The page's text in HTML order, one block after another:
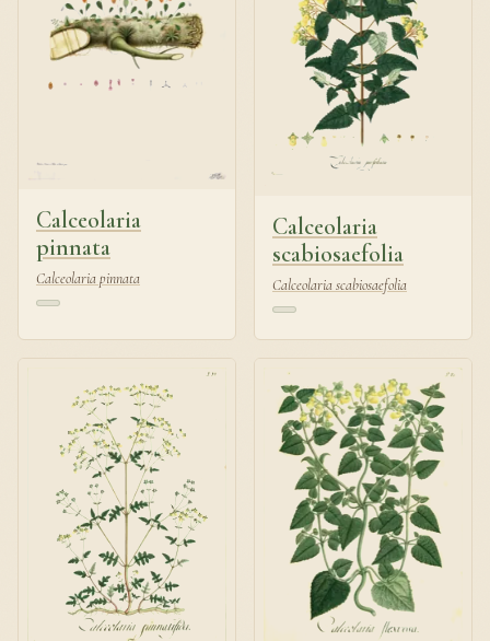
Calceolaria
pinnata
Calceolaria pinnata
Calceolaria
scabiosaefolia
Calceolaria scabiosaefolia